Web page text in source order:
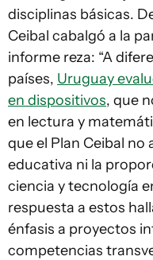
disciplinas básicas.
Ceibal cabalgó a la
informe reza: “A
países, Uruguay
en dispositivos, que
en lectura y
que el Plan Ceibal
educativa ni la
ciencia y tecnología
respuesta a estos
énfasis a proyectos
competencias